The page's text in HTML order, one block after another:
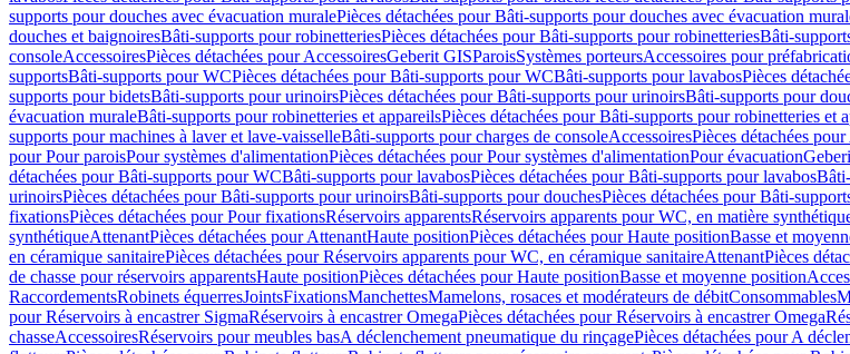
supports pour douches avec évacuation muralePièces détachées pour Bâti-supports pour douches avec évacuation
douches et baignoiresBâti-supports pour robinetteriesPièces détachées pour Bâti-supports pour robinetteriesBâti-
consoleAccessoiresPièces détachées pour AccessoiresGeberit GISParoisSystèmes porteursAccessoires pour
supportsBâti-supports pour WCPièces détachées pour Bâti-supports pour WCBâti-supports pour lavabosPièces
supports pour bidetsBâti-supports pour urinoirsPièces détachées pour Bâti-supports pour urinoirsBâti-supports pour
évacuation muraleBâti-supports pour robinetteries et appareilsPièces détachées pour Bâti-supports pour robinetteries et
supports pour machines à laver et lave-vaisselleBâti-supports pour charges de consoleAccessoiresPièces détachées
pour Pour paroisPour systèmes d'alimentationPièces détachées pour Pour systèmes d'alimentationPour évacuation
détachées pour Bâti-supports pour WCBâti-supports pour lavabosPièces détachées pour Bâti-supports pour lavabos
urinoirsPièces détachées pour Bâti-supports pour urinoirsBâti-supports pour douchesPièces détachées pour Bâti-
fixationsPièces détachées pour Pour fixationsRéservoirs apparentsRéservoirs apparents pour WC, en matière
synthétiqueAttenantPièces détachées pour AttenantHaute positionPièces détachées pour Haute positionBasse et
en céramique sanitairePièces détachées pour Réservoirs apparents pour WC, en céramique sanitaireAttenantPièces
de chasse pour réservoirs apparentsHaute positionPièces détachées pour Haute positionBasse et moyenne position
RaccordementsRobinets équerresJointsFixationsManchettesMamelons, rosaces et modérateurs de débitConsommables
pour Réservoirs à encastrer SigmaRéservoirs à encastrer OmegaPièces détachées pour Réservoirs à encastrer Omega
chasseAccessoiresRéservoirs pour meubles basA déclenchement pneumatique du rinçagePièces détachées pour A